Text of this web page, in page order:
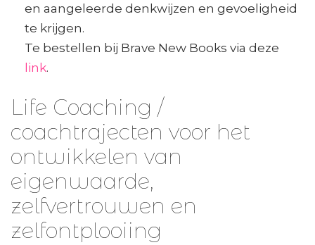
en aangeleerde denkwijzen en gevoeligheid
te krijgen.
Te bestellen bij Brave New Books via deze
link.
Life Coaching /
coachtrajecten voor het
ontwikkelen van
eigenwaarde,
zelfvertrouwen en
zelfontplooiing